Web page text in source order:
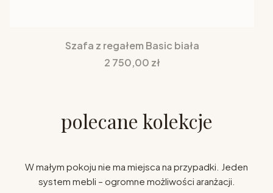
Szafa z regałem Basic biała
Cena
2 750,00 zł
polecane kolekcje
W małym pokoju nie ma miejsca na przypadki. Jeden
system mebli – ogromne możliwości aranżacji.